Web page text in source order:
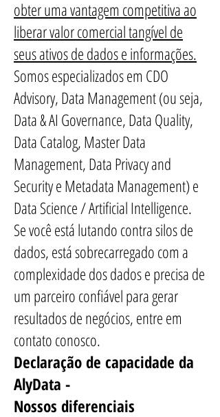
obter uma vantagem competitiva ao
liberar valor comercial tangível de
seus ativos de dados e informações.
Somos especializados em CDO
Advisory, Data Management (ou seja,
Data & AI Governance, Data Quality,
Data Catalog, Master Data
Management, Data Privacy and
Security e Metadata Management) e
Data Science / Artificial Intelligence.
Se você está lutando contra silos de
dados, está sobrecarregado com a
complexidade dos dados e precisa de
um parceiro confiável para gerar
resultados de negócios, entre em
contato conosco.
Declaração de capacidade da
AlyData -
Nossos diferenciais